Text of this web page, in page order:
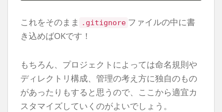
これをそのまま .gitignore ファイルの中に書
き込めばOKです！
もちろん、プロジェクトによっては命名規則や
ディレクトリ構成、管理の考え方に独自のもの
があったりもすると思うので、ここから適宜カ
スタマイズしていくのがよいでしょう。